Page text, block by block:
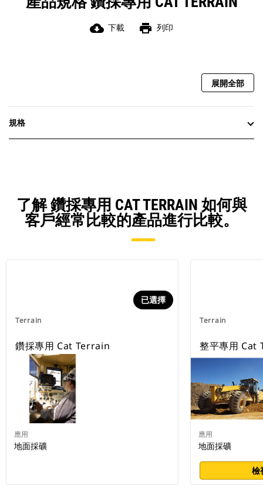
cloud_download 下載 print 列印
展開全部
規格
了解 鑽採專用 CAT TERRAIN 如何與
客戶經常比較的產品進行比較。
Terrain
已選擇
鑽採專用 Cat Terrain
應用
地面採礦
Terrain
整平專用 Cat
應用
地面採礦
檢